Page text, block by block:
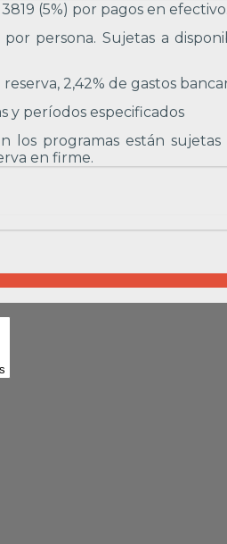
(5%) por pagos en efectivo.
por persona. Sujetas a
2,42% de gastos
y períodos especificados
los programas están
en firme.